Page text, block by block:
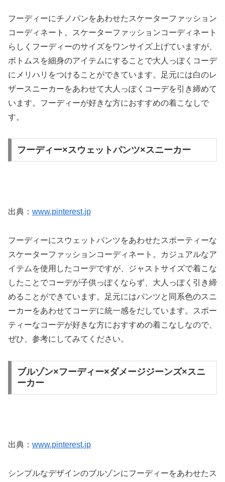
フーディーにチノパンをあわせたスケーターファッション
コーディネート。スケーターファッションコーディネート
らしくフーディーのサイズをワンサイズ上げていますが、
ボトムスを細身のアイテムにすることで大人っぽくコーデ
にメリハリをつけることができています。足元には白のレ
ザースニーカーをあわせて大人っぽくコーデを引き締めて
います。フーディーが好きな方におすすめの着こなしで
す。
フーディー×スウェットパンツ×スニーカー
出典： www.pinterest.jp
フーディーにスウェットパンツをあわせたスポーティーな
スケーターファッションコーディネート。カジュアルなア
イテムを使用したコーデですが、ジャストサイズで着こな
したことでコーデが子供っぽくならず、大人っぽく引き締
めることができています。足元にはパンツと同系色のスニ
ーカーをあわせてコーデに統一感をだしています。スポー
ティーなコーデが好きな方におすすめの着こなしなので、
ぜひ、参考にしてみてください。
ブルゾン×フーディー×ダメージジーンズ×スニ
ーカー
出典： www.pinterest.jp
シンプルなデザインのブルゾンにフーディーをあわせたス